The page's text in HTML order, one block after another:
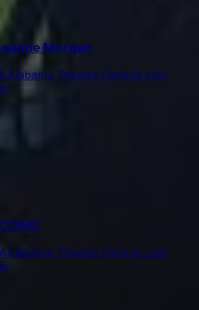
Morgan
Alabama Theatre Parking Lots
Alabama Theatre Parking Lots